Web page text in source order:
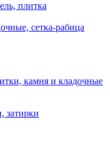
плитка
сетка-рабица
камня и кладочные
затирки